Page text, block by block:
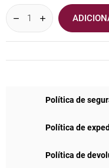
Política de
Política de
Política de